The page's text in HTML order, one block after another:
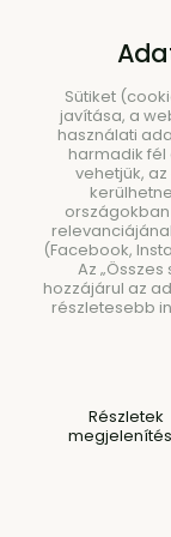
Keresés
Emelje új szintre
kiegészítőivel.
Sütiket
javítása, a
használati
harmadik fél
vehetjük,
(Facebook,
Az
hozzájárul az
részletesebb
Részletek